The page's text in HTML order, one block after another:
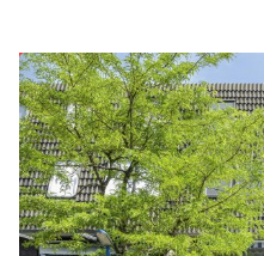
Verkocht onder voorbehoud